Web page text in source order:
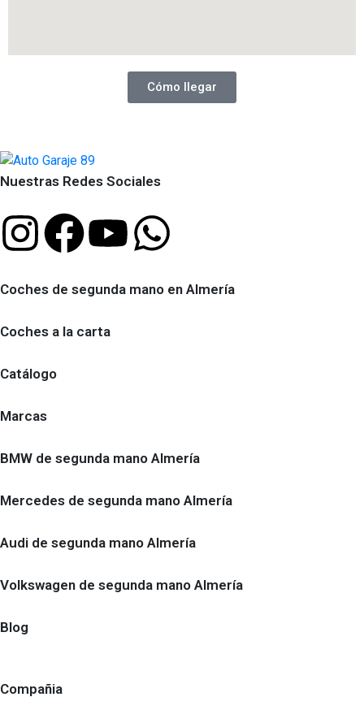
Cómo llegar
Nuestras Redes Sociales
Coches de segunda mano en Almería
Coches a la carta
Catálogo
Marcas
BMW de segunda mano Almería
Mercedes de segunda mano Almería
Audi de segunda mano Almería
Volkswagen de segunda mano Almería
Blog
Compañia